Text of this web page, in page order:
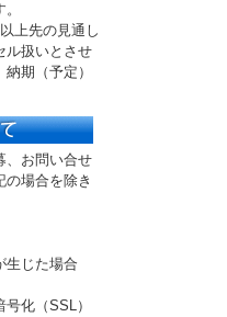
上先の見通し
ル扱いとさせ
期（予定）
、お問い合せ
場合を除き
生じた場合
化（SSL）